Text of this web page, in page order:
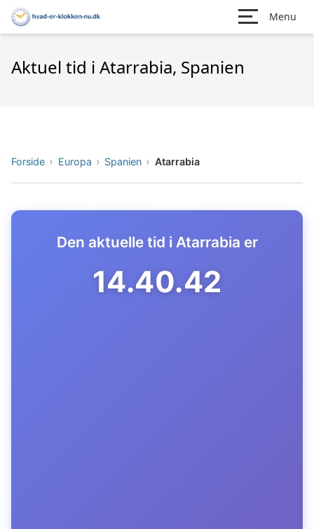
Menu
Aktuel tid i Atarrabia, Spanien
Forside Europa Spanien Atarrabia
Den aktuelle tid i Atarrabia er
14.40.43